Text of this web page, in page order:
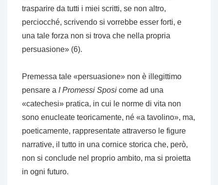
trasparire da tutti i miei scritti, se non altro,
perciocché, scrivendo si vorrebbe esser forti, e
una tale forza non si trova che nella propria
persuasione» (6).
Premessa tale «persuasione» non è illegittimo
pensare a I Promessi Sposi come ad una
«catechesi» pratica, in cui le norme di vita non
sono enucleate teoricamente, né «a tavolino», ma,
poeticamente, rappresentate attraverso le figure
narrative, il tutto in una cornice storica che, però,
non si conclude nel proprio ambito, ma si proietta
in ogni futuro.